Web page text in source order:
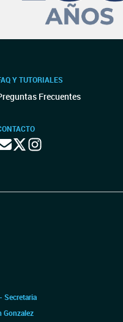
Y TUTORIALES
Frecuentes
Secretaria
Gonzalez